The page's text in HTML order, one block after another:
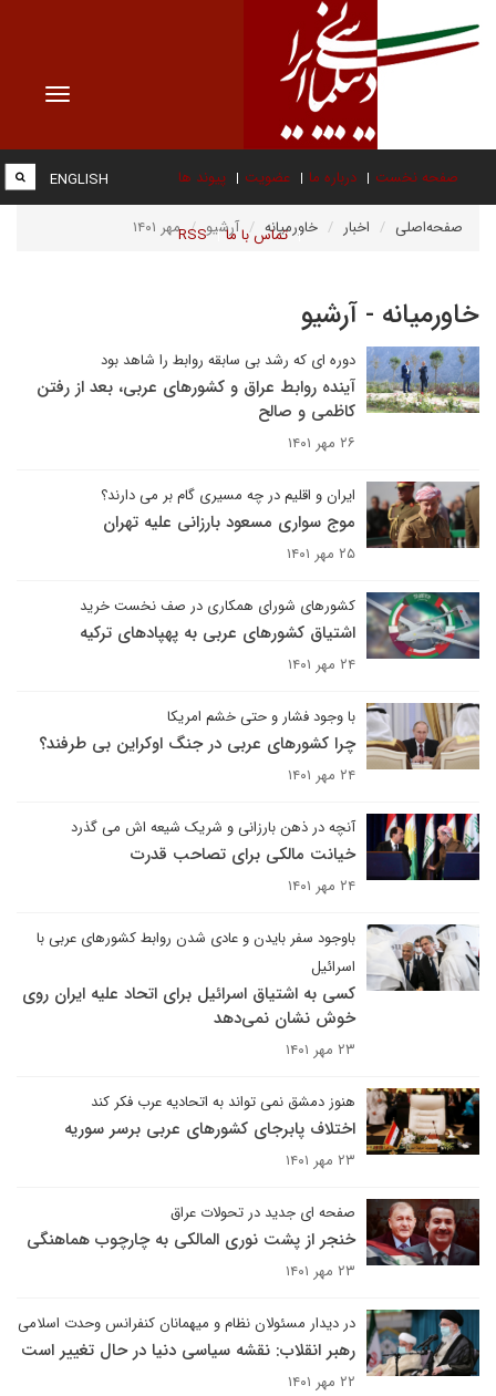
Toggle
صفحه نخست درباره ما عضویت پیوند ها
تماس با ما RSS
ENGLISH
صفحه‌اصلی اخبار خاورمیانه آرشیو مهر ۱۴۰۱
خاورمیانه - آرشیو
دوره ای که رشد بی سابقه روابط را شاهد بود
آینده روابط عراق و کشورهای عربی، بعد از رفتن
کاظمی و صالح
۲۶ مهر ۱۴۰۱
ایران و اقلیم در چه مسیری گام بر می دارند؟
موج سواری مسعود بارزانی علیه تهران
۲۵ مهر ۱۴۰۱
کشورهای شورای همکاری در صف نخست خرید
اشتیاق کشورهای عربی به پهپادهای ترکیه
۲۴ مهر ۱۴۰۱
با وجود فشار و حتی خشم امریکا
چرا کشورهای عربی در جنگ اوکراین بی طرفند؟
۲۴ مهر ۱۴۰۱
آنچه در ذهن بارزانی و شریک شیعه اش می گذرد
خیانت مالکی برای تصاحب قدرت
۲۴ مهر ۱۴۰۱
باوجود سفر بایدن و عادی شدن روابط کشورهای عربی با
اسرائیل
کسی به اشتیاق اسرائیل برای اتحاد علیه ایران روی
خوش نشان نمی‌دهد
۲۳ مهر ۱۴۰۱
هنوز دمشق نمی تواند به اتحادیه عرب فکر کند
اختلاف پابرجای کشورهای عربی برسر سوریه
۲۳ مهر ۱۴۰۱
صفحه ای جدید در تحولات عراق
خنجر از پشت نوری المالکی به چارچوب هماهنگی
۲۳ مهر ۱۴۰۱
در دیدار مسئولان نظام و میهمانان کنفرانس وحدت اسلامى‌
رهبر انقلاب: نقشه سیاسی دنیا در حال تغییر است
۲۲ مهر ۱۴۰۱